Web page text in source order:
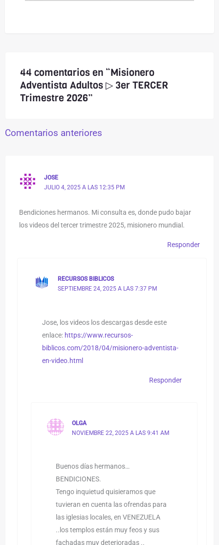
44 comentarios en “Misionero
Adventista Adultos ▷ 3er TERCER
Trimestre 2026”
Comentarios anteriores
JOSE
JULIO 4, 2025 A LAS 12:35 PM
Bendiciones hermanos. Mi consulta es, donde pudo bajar
los videos del tercer trimestre 2025, misionero mundial.
Responder
RECURSOS BIBLICOS
SEPTIEMBRE 24, 2025 A LAS 7:37 PM
Jose, los videos los descargas desde este
enlace: https://www.recursos-
biblicos.com/2018/04/misionero-adventista-
en-video.html
Responder
OLGA
NOVIEMBRE 22, 2025 A LAS 9:41 AM
Buenos días hermanos…
BENDICIONES.
Tengo inquietud quisieramos que
tuvieran en cuenta las ofrendas para
las iglesias locales, en VENEZUELA
..los templos están muy feos y sus
fachadas muy deterioradas ..